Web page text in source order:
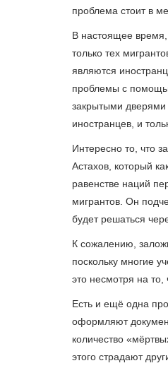
проблема стоит в
В настоящее время,
только тех
являются
проблемы с
закрытыми дверями
иностранцев, и
Интересно то, что
Астахов, который
равенстве наций
мигрантов. Он
будет решаться
К сожалению,
поскольку многие
это несмотря на то,
Есть и ещё одна
оформляют
количество
этого страдают